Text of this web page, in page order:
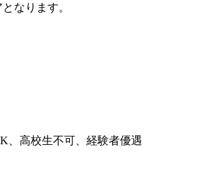
なります。
、高校生不可、経験者優遇